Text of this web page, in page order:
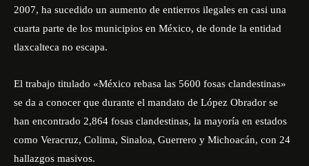
2007, ha sucedido un aumento de entierros ilegales en casi una
cuarta parte de los municipios en México, de donde la entidad
tlaxcalteca no escapa.
El trabajo titulado «México rebasa las 5600 fosas clandestinas»
se da a conocer que durante el mandato de López Obrador se
han encontrado 2,864 fosas clandestinas, la mayoría en estados
como Veracruz, Colima, Sinaloa, Guerrero y Michoacán, con 24
hallazgos masivos.